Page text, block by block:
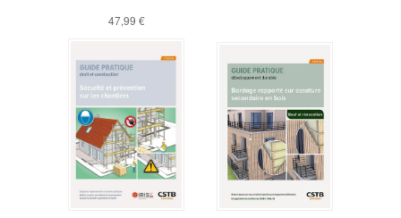
47,99 €